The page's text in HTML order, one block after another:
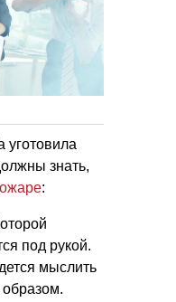
уготовила
знать,
:
под рукой.
мыслить